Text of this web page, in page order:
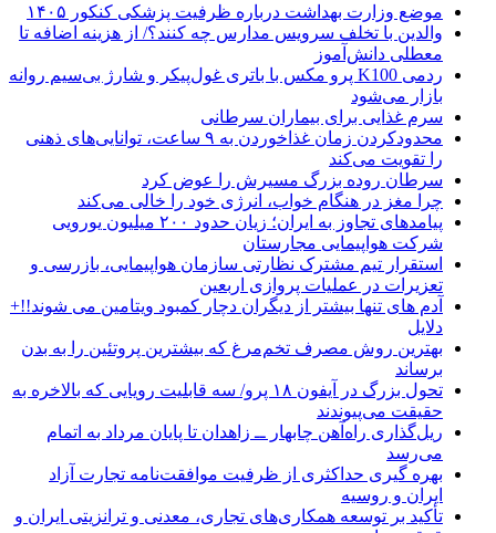
موضع وزارت بهداشت درباره ظرفیت پزشکی کنکور ۱۴۰۵
والدین با تخلف سرویس مدارس چه کنند؟/ از هزینه اضافه تا
معطلی دانش‌آموز
ردمی K100 پرو مکس با باتری غول‌پیکر و شارژ بی‌سیم روانه
بازار می‌شود
سرم غذایی برای بیماران سرطانی
محدودکردن زمان غذاخوردن به ۹ ساعت، توانایی‌های ذهنی
را تقویت می‌کند
سرطان روده بزرگ مسیرش را عوض کرد
چرا مغز در هنگام خواب، انرژی خود را خالی می‌کند
پیامدهای تجاوز به ایران؛ زیان حدود ۲۰۰ میلیون یورویی
شرکت هواپیمایی مجارستان
استقرار تیم مشترک نظارتی سازمان هواپیمایی، بازرسی و
تعزیرات در عملیات پروازی اربعین
آدم های تنها بیشتر از دیگران دچار کمبود ویتامین می شوند!!+
دلایل
بهترین روش مصرف تخم‌مرغ که بیشترین پروتئین را به بدن
برساند
تحول بزرگ در آیفون ۱۸ پرو/ سه قابلیت رویایی که بالاخره به
حقیقت می‌پیوندند
ریل‌گذاری راه‌آهن چابهار ــ زاهدان تا پایان مرداد به اتمام
می‌رسد
بهره گیری حداکثری از ظرفیت موافقت‌نامه تجارت آزاد
ایران و روسیه
تأکید بر توسعه همکاری‌های تجاری، معدنی و ترانزیتی ایران و